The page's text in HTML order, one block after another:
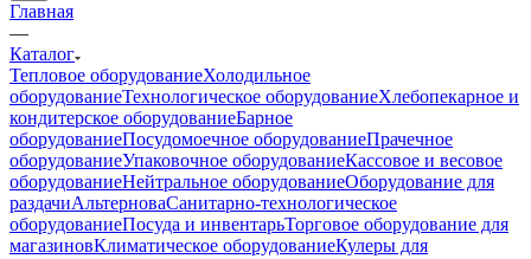
Главная
—
Каталог
Тепловое оборудованиеХолодильное
оборудованиеТехнологическое оборудованиеХлебопекарное и
кондитерское оборудованиеБарное
оборудованиеПосудомоечное оборудованиеПрачечное
оборудованиеУпаковочное оборудованиеКассовое и весовое
оборудованиеНейтральное оборудованиеОборудование для
раздачиАльтерноваСанитарно-технологическое
оборудованиеПосуда и инвентарьТорговое оборудование для
магазиновКлиматическое оборудованиеКулеры для